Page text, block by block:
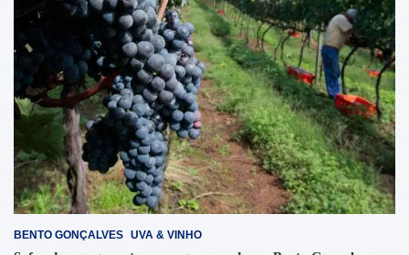
BENTO GONÇALVES UVA & VINHO